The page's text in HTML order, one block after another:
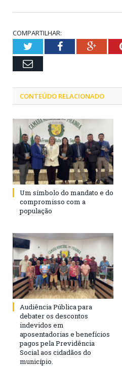
COMPARTILHAR:
TwitterFacebook
Email
CONTEÚDO RELACIONADO
Um símbolo do mandato e do
compromisso com a
população
Audiência Pública para
debater os descontos
indevidos em
aposentadorias e benefícios
pagos pela Previdência
Social aos cidadãos do
município.